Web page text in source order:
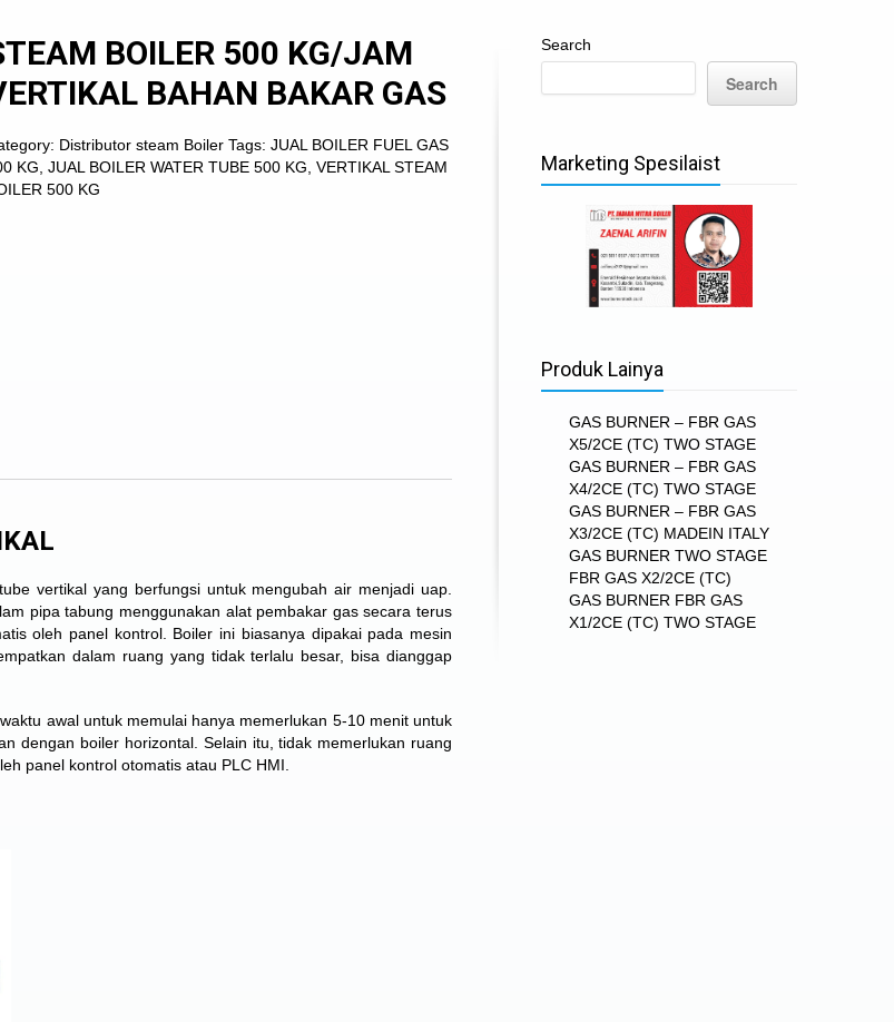
BOILER 500 KG/JAM
BAHAN BAKAR GAS
Distributor steam Boiler Tags:JUAL BOILER FUEL GAS
KG ,JUAL BOILER WATER TUBE 500 KG ,VERTIKAL STEAM
500 KG
vertikal yang berfungsi untuk mengubah air menjadi uap.
pipa tabung menggunakan alat pembakar gas secara terus
oleh panel kontrol. Boiler ini biasanya dipakai pada mesin
dalam ruang yang tidak terlalu besar, bisa dianggap
awal untuk memulai hanya memerlukan 5-10 menit untuk
dengan boiler horizontal. Selain itu, tidak memerlukan ruang
panel kontrol otomatis atau PLC HMI.
Search
Search
Marketing Spesilaist
Produk Lainya
GAS BURNER – FBR GAS
X5/2CE (TC) TWO STAGE
GAS BURNER – FBR GAS
X4/2CE (TC) TWO STAGE
GAS BURNER – FBR GAS
X3/2CE (TC) MADEIN ITALY
GAS BURNER TWO STAGE
FBR GAS X2/2CE (TC)
GAS BURNER FBR GAS
X1/2CE (TC) TWO STAGE